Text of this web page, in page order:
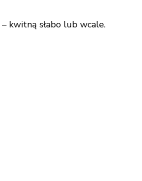
kwitną słabo lub wcale.